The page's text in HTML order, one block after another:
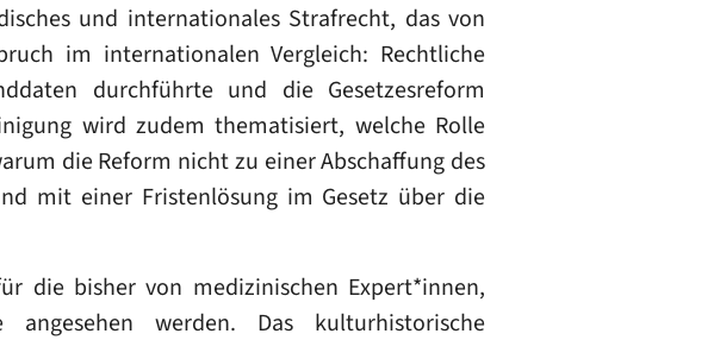
und internationales Strafrecht, das von
im internationalen Vergleich: Rechtliche
durchführte und die Gesetzesreform
wird zudem thematisiert, welche Rolle
die Reform nicht zu einer Abschaffung des
mit einer Fristenlösung im Gesetz über die
die bisher von medizinischen Expert*innen,
werden. Das kulturhistorische